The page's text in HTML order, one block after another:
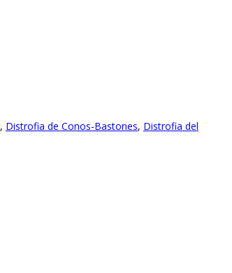
, Distrofia de Conos-Bastones, Distrofia del